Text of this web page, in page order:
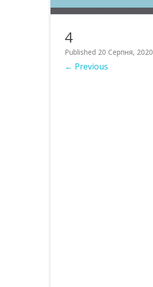
4
Published 20 Серпня, 2020
← Previous